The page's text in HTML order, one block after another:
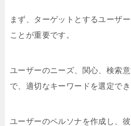
まず、ターゲットとするユーザ
ことが重要です。
ユーザーのニーズ、関心、検索
で、適切なキーワードを選定でき
ユーザーのペルソナを作成し、